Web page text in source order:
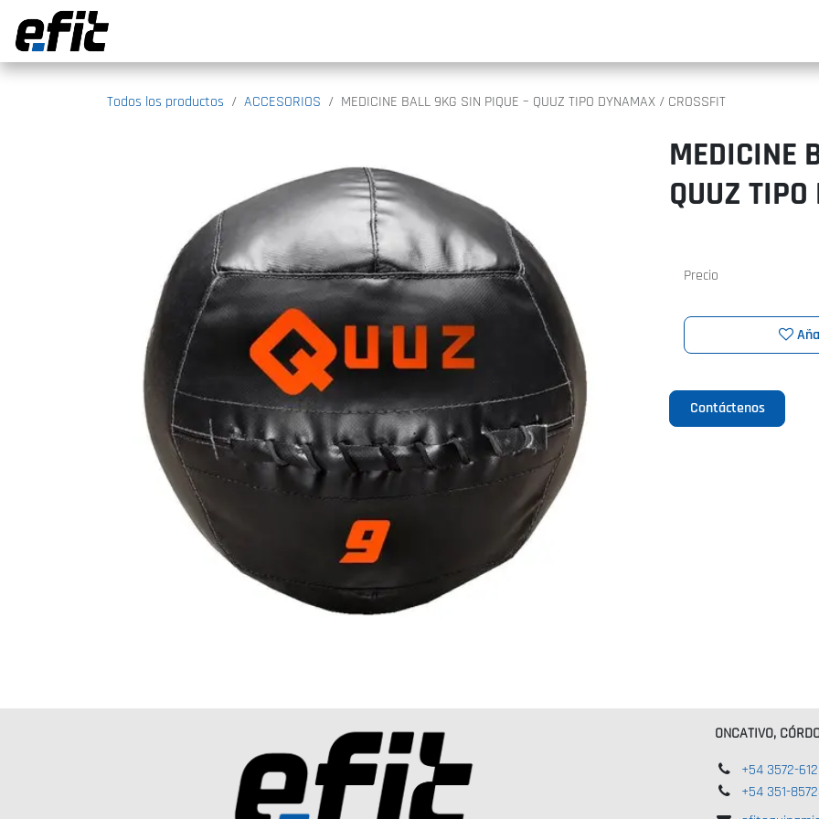
Ir al contenido
Todos los productos ACCESORIOS MEDICINE BALL 9KG SIN PIQUE – QUUZ TIPO DYNAMAX / CROSSFIT
MEDICINE
QUUZ
Precio
Contáctenos
ONCATIVO,
+54 3572-
+54 351-